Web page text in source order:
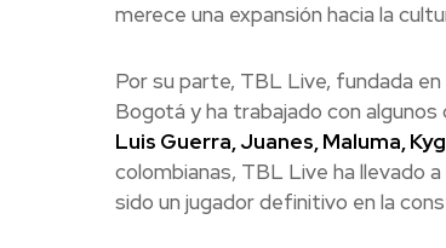
merece una expansión hacia la
Por su parte, TBL Live, fundada
Bogotá y ha trabajado con
Luis Guerra, Juanes, Maluma,
colombianas, TBL Live ha llevado
sido un jugador definitivo en la